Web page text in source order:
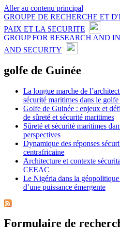
Aller au contenu principal
GROUPE DE RECHERCHE ET
PAIX ET LA SECURITE
GROUP FOR RESEARCH AND
AND SECURITY
golfe de Guinée
La longue marche de
sécurité maritimes dans le
Golfe de Guinée : enjeux et
de sûreté et sécurité maritimes
Sûreté et sécurité maritimes
perspectives
Dynamique des réponses
centrafricaine
Architecture et contexte
CEEAC
Le Nigéria dans la
d’une puissance émergente
Formulaire de